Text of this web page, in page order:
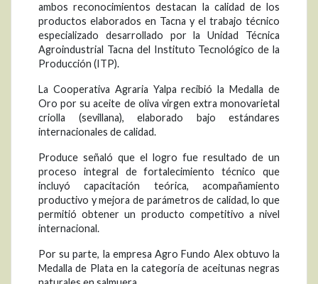
ambos reconocimientos destacan la calidad de los
productos elaborados en Tacna y el trabajo técnico
especializado desarrollado por la Unidad Técnica
Agroindustrial Tacna del Instituto Tecnológico de la
Producción (ITP).
La Cooperativa Agraria Yalpa recibió la Medalla de
Oro por su aceite de oliva virgen extra monovarietal
criolla (sevillana), elaborado bajo estándares
internacionales de calidad.
Produce señaló que el logro fue resultado de un
proceso integral de fortalecimiento técnico que
incluyó capacitación teórica, acompañamiento
productivo y mejora de parámetros de calidad, lo que
permitió obtener un producto competitivo a nivel
internacional.
Por su parte, la empresa Agro Fundo Alex obtuvo la
Medalla de Plata en la categoría de aceitunas negras